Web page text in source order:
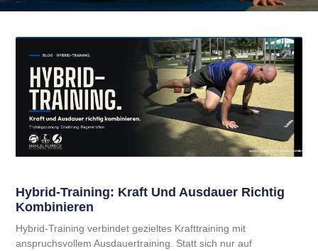
Hybrid-Training: Kraft Und Ausdauer Richtig
Kombinieren
Hybrid-Training verbindet gezieltes Krafttraining mit
anspruchsvollem Ausdauertraining. Statt sich nur auf